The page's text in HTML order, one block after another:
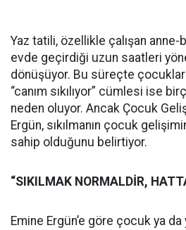
Yaz tatili, özellikle çalışan anne-
evde geçirdiği uzun saatleri
dönüşüyor. Bu süreçte
“canım sıkılıyor” cümlesi ise
neden oluyor. Ancak Çocuk
Ergün, sıkılmanın çocuk
sahip olduğunu belirtiyor.
“SIKILMAK NORMALDİR,
Emine Ergün’e göre çocuk ya